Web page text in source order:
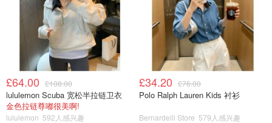
£64.00 £108.00
lululemon Scuba 宽松半拉链卫衣
金色拉链尊嘟很美啊!
lululemon 592人感兴趣
£34.20 £76.00
Polo Ralph Lauren Kids 衬衫
Bernardelli Store 579人感兴趣